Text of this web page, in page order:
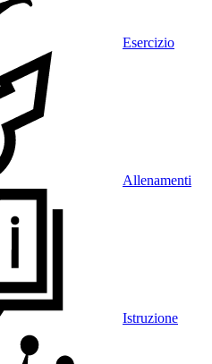
Esercizio
Allenamenti
Istruzione